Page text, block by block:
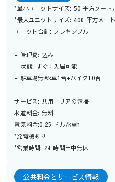
*最小ユニットサイズ: 50 平方メート
*最大ユニットサイズ: 400 平方メー
ユニット合計: フレキシブル
– 管理費: 込み
– 状態: すぐに入居可能
– 駐車場無料:車1台+バイク10台
サービス: 共用エリアの清掃
水道料金: 無料
電気料金:0.25 ドル/kwh
*発電機あり
*営業時間: 24 時間年中無休
公共料金とサービス情報